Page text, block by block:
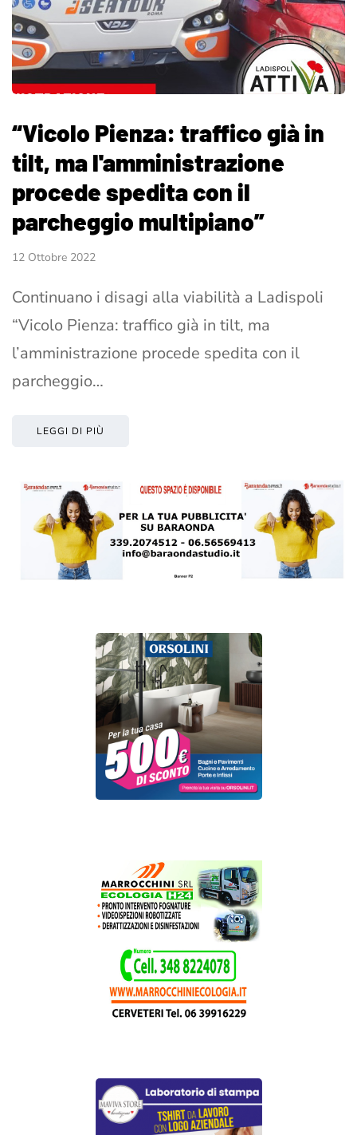
“Vicolo Pienza: traffico già in
tilt, ma l'amministrazione
procede spedita con il
parcheggio multipiano”
12 Ottobre 2022
Continuano i disagi alla viabilità a Ladispoli
“Vicolo Pienza: traffico già in tilt, ma
l’amministrazione procede spedita con il
parcheggio…
LEGGI DI PIÙ